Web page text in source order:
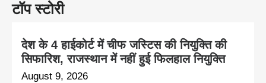
टॉप स्टोरी
देश के 4 हाईकोर्ट में चीफ जस्टिस की नियुक्ति की
सिफारिश, राजस्थान में नहीं हुई फिलहाल नियुक्ति
August 9, 2026